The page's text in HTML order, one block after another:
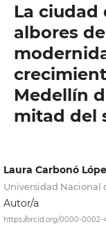
La ciudad
albores
Medellín
mitad del
Laura Carbonó
Universidad Nacional
Autor/a
https://orcid.org/0000-0002-